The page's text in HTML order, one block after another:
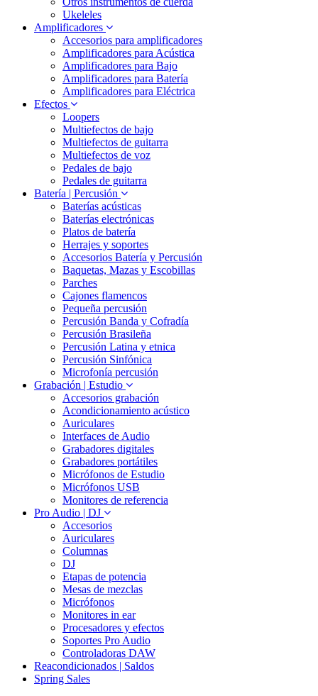
Ukeleles
Amplificadores
Accesorios para amplificadores
Amplificadores para Acústica
Amplificadores para Bajo
Amplificadores para Batería
Amplificadores para Eléctrica
Efectos
Loopers
Multiefectos de bajo
Multiefectos de guitarra
Multiefectos de voz
Pedales de bajo
Pedales de guitarra
Batería | Percusión
Baterías acústicas
Baterías electrónicas
Platos de batería
Herrajes y soportes
Accesorios Batería y Percusión
Baquetas, Mazas y Escobillas
Parches
Cajones flamencos
Pequeña percusión
Percusión Banda y Cofradía
Percusión Brasileña
Percusión Latina y etnica
Percusión Sinfónica
Microfonía percusión
Grabación | Estudio
Accesorios grabación
Acondicionamiento acústico
Auriculares
Interfaces de Audio
Grabadores digitales
Grabadores portátiles
Micrófonos de Estudio
Micrófonos USB
Monitores de referencia
Pro Audio | DJ
Accesorios
Auriculares
Columnas
DJ
Etapas de potencia
Mesas de mezclas
Micrófonos
Monitores in ear
Procesadores y efectos
Soportes Pro Audio
Controladoras DAW
Reacondicionados | Saldos
Spring Sales